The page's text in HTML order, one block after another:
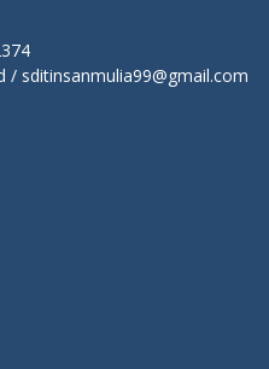
/ sditinsanmulia99@gmail.com